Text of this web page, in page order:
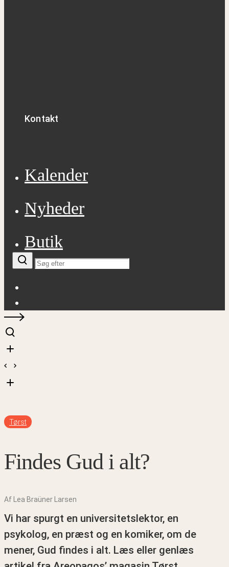
Kontakt
Kalender
Nyheder
Butik
Tørst
Findes Gud i alt?
Af Lea Braüner Larsen
Vi har spurgt en universitetslektor, en
psykolog, en præst og en komiker, om de
mener, Gud findes i alt. Læs eller genlæs